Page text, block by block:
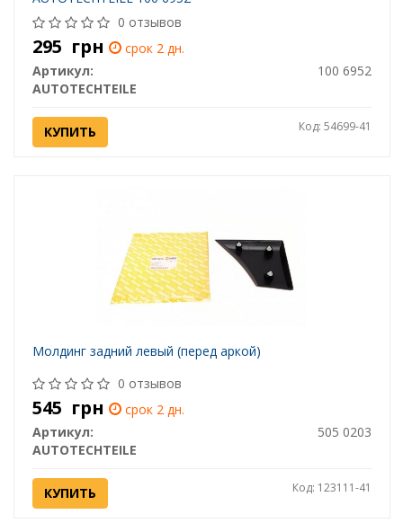
0 отзывов
295 грн
срок 2 дн.
Артикул:
100 6952
AUTOTECHTEILE
КУПИТЬ Код: 54699-41
Молдинг задний левый (перед аркой)
0 отзывов
545 грн
срок 2 дн.
Артикул:
505 0203
AUTOTECHTEILE
КУПИТЬ Код: 123111-41